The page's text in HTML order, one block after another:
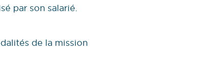
par son salarié.
de la mission